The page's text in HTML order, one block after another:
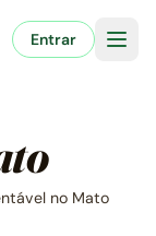
Entrar
no Mato